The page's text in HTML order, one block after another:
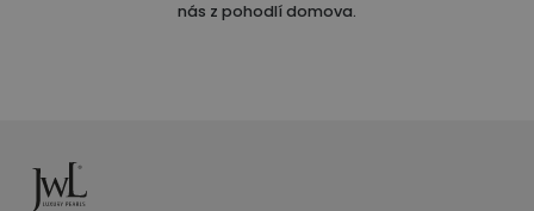
nás z pohodlí domova.